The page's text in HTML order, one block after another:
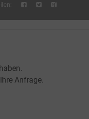
Anfrage.